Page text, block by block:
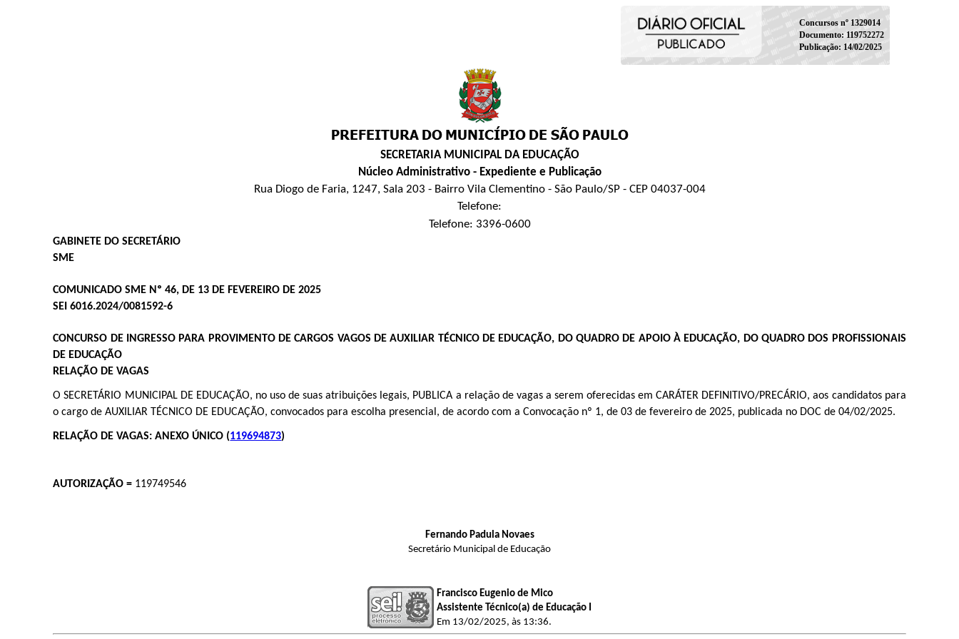
Concursos nº 1329014
Documento: 119752272
Publicação: 14/02/2025
SECRETARIA MUNICIPAL DA EDUCAÇÃO
Núcleo Administrativo - Expediente e Publicação
Rua Diogo de Faria, 1247, Sala 203 - Bairro Vila Clementino - São Paulo/SP - CEP 04037-004
Telefone:
Telefone: 3396-0600
GABINETE DO SECRETÁRIO
SME
COMUNICADO SME Nº 46, DE 13 DE FEVEREIRO DE 2025
SEI 6016.2024/0081592-6
CONCURSO DE INGRESSO PARA PROVIMENTO DE CARGOS VAGOS DE AUXILIAR TÉCNICO DE EDUCAÇÃO, DO QUADRO DE APOIO À EDUCAÇÃO, DO QUADRO DOS PROFISSIONAIS
DE EDUCAÇÃO
RELAÇÃO DE VAGAS
O SECRETÁRIO MUNICIPAL DE EDUCAÇÃO, no uso de suas atribuições legais, PUBLICA a relação de vagas a serem oferecidas em CARÁTER DEFINITIVO/PRECÁRIO, aos candidatos para
o cargo de AUXILIAR TÉCNICO DE EDUCAÇÃO, convocados para escolha presencial, de acordo com a Convocação nº 1, de 03 de fevereiro de 2025, publicada no DOC de 04/02/2025.
RELAÇÃO DE VAGAS: ANEXO ÚNICO (119694873)
AUTORIZAÇÃO = 119749546
Fernando Padula Novaes
Secretário Municipal de Educação
Francisco Eugenio de Mico
Assistente Técnico(a) de Educação I
Em 13/02/2025, às 13:36.